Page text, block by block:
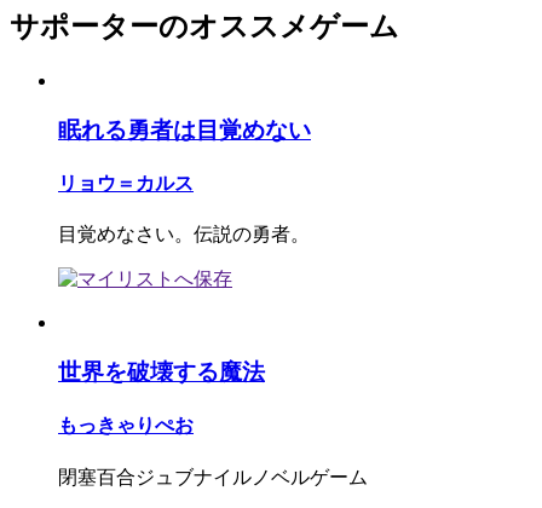
サポーターのオススメゲーム
眠れる勇者は目覚めない
リョウ＝カルス
目覚めなさい。伝説の勇者。
世界を破壊する魔法
もっきゃりぺお
閉塞百合ジュブナイルノベルゲーム